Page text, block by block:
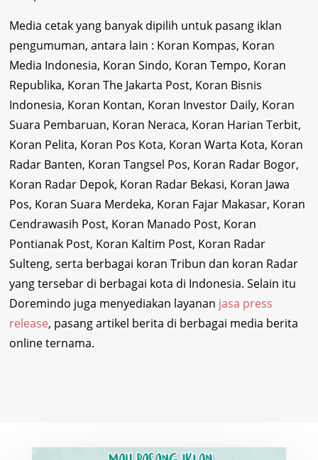
Media cetak yang banyak dipilih untuk pasang iklan
pengumuman, antara lain : Koran Kompas, Koran
Media Indonesia, Koran Sindo, Koran Tempo, Koran
Republika, Koran The Jakarta Post, Koran Bisnis
Indonesia, Koran Kontan, Koran Investor Daily, Koran
Suara Pembaruan, Koran Neraca, Koran Harian Terbit,
Koran Pelita, Koran Pos Kota, Koran Warta Kota, Koran
Radar Banten, Koran Tangsel Pos, Koran Radar Bogor,
Koran Radar Depok, Koran Radar Bekasi, Koran Jawa
Pos, Koran Suara Merdeka, Koran Fajar Makasar, Koran
Cendrawasih Post, Koran Manado Post, Koran
Pontianak Post, Koran Kaltim Post, Koran Radar
Sulteng, serta berbagai koran Tribun dan koran Radar
yang tersebar di berbagai kota di Indonesia. Selain itu
Doremindo juga menyediakan layanan jasa press
release, pasang artikel berita di berbagai media berita
online ternama.